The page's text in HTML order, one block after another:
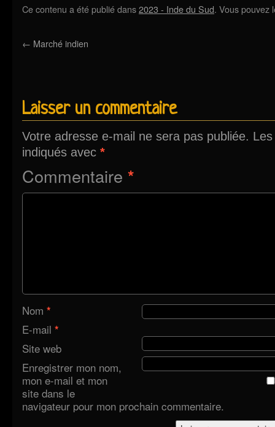
Ce contenu a été publié dans2023 - Inde du Sud. Vous pouvez
← Marché indien
Laisser un commentaire
Votre adresse e-mail ne sera pas publiée.
indiqués avec *
Commentaire *
Nom *
E-mail *
Site web
Enregistrer mon nom,
mon e-mail et mon
site dans le
navigateur pour mon prochain commentaire.